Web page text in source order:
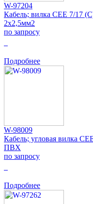
W-97204
Кабель; вилка CEE 7/17
2x2,5мм2
по запросу
Подробнее
W-98009
Кабель; угловая вилка
ПВХ
по запросу
Подробнее